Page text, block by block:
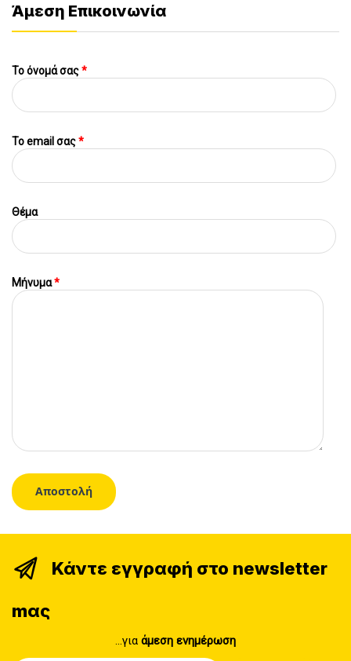
Άμεση Επικοινωνία
Το όνομά σας*
To email σας*
Θέμα
Μήνυμα*
Κάντε εγγραφή στο newsletter
mας
...για άμεση ενημέρωση